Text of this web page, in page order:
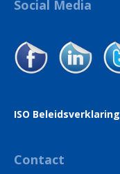
Social Media
ISO Beleidsverklaring
Contact